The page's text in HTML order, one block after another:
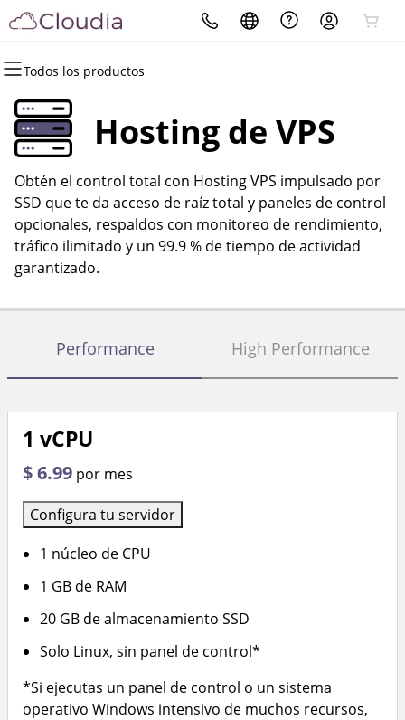
Todos los productos
Todos los productos
Dominios
Registro de dominio
Registro por volumen
Transferencia de dominios
Transferencias masivas
Todos los productos
Sitios web
Creador de páginas web
WordPress
Todos los productos
Hosting
cPanel
WordPress
Web Hosting Plus
VPS
Todos los productos
Seguridad
Seguridad del sitio web
SSL
Servicio SSL administrado
Copia de seguridad del sitio
Todos los productos
Marketing
Email Marketing
SEO
Todos los productos
Correo electrónico
Microsoft 365
Correo profesional
Todos los productos
ERP
Odoo Hosting de VPS
Obtén el control total con Hosting VPS impulsado por
SSD que te da acceso de raíz total y paneles de control
opcionales, respaldos con monitoreo de rendimiento,
tráfico ilimitado y un 99.9 % de tiempo de actividad
garantizado.
Performance High Performance
1 vCPU
$ 6.99 por mes
Configura tu servidor
1 núcleo de CPU
1 GB de RAM
20 GB de almacenamiento SSD
Solo Linux, sin panel de control*
*Si ejecutas un panel de control o un sistema
operativo Windows intensivo de muchos recursos,